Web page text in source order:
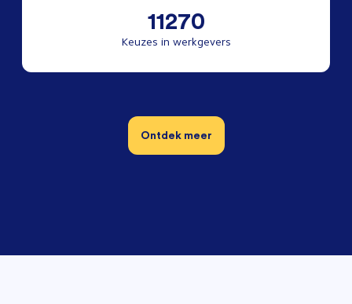
11270
Keuzes in werkgevers
Ontdek meer